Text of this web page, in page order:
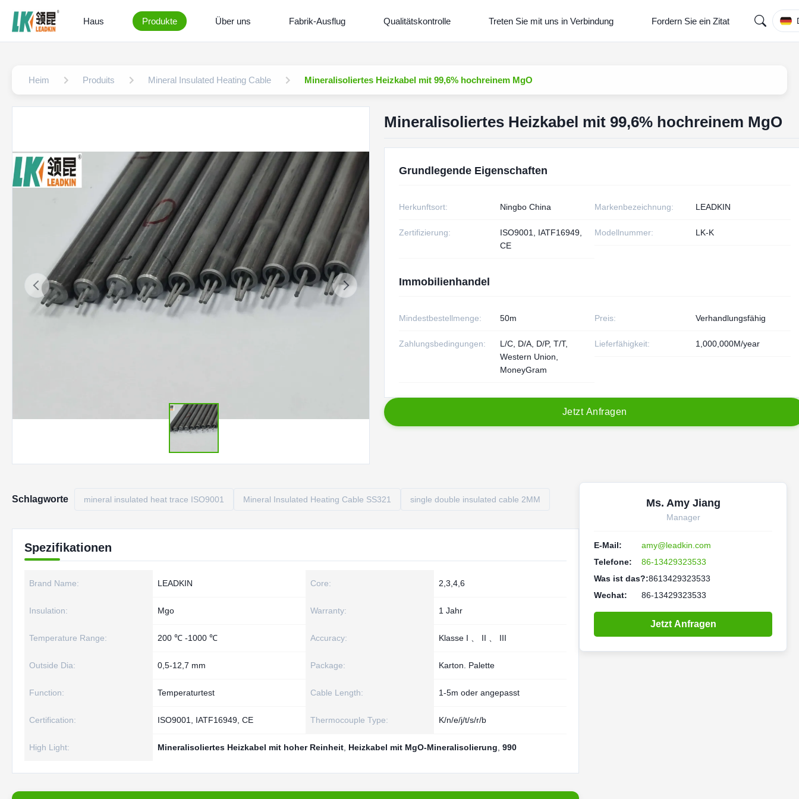
Haus Produkte Über uns Fabrik-Ausflug Qualitätskontrolle Treten Sie mit uns in Verbindung Fordern Sie ein Zitat
Heim Produits Mineral Insulated Heating Cable Mineralisoliertes Heizkabel mit 99,6% hochreinem MgO
Mineralisoliertes Heizkabel mit 99,6% hochreinem MgO
Grundlegende Eigenschaften
Herkunftsort: Ningbo China Markenbezeichnung: LEADKIN
Zertifizierung:
ISO9001, IATF16949,
CE
Modellnummer: LK-K
Immobilienhandel
Mindestbestellmenge: 50m Preis: Verhandlungsfähig
Zahlungsbedingungen:
L/C, D/A, D/P, T/T,
Western Union,
MoneyGram
Lieferfähigkeit: 1,000,000M/year
Jetzt Anfragen
Schlagworte mineral insulated heat trace ISO9001 Mineral Insulated Heating Cable SS321 single double insulated cable 2MM
Spezifikationen
Brand Name: LEADKIN Core: 2,3,4,6
Insulation: Mgo Warranty: 1 Jahr
Temperature Range: 200 ℃ -1000 ℃ Accuracy: Klasse I 、 II 、 III
Outside Dia: 0,5-12,7 mm Package: Karton. Palette
Function: Temperaturtest Cable Length: 1-5m oder angepasst
Certification: ISO9001, IATF16949, CE Thermocouple Type: K/n/e/j/t/s/r/b
High Light: Mineralisoliertes Heizkabel mit hoher Reinheit Heizkabel mit MgO-Mineralisolierung 990
Ms. Amy Jiang
Manager
E-Mail:
amy@leadkin.com
Telefone:
86-13429323533
Was ist das?:8613429323533
Wechat:
86-13429323533
Jetzt Anfragen